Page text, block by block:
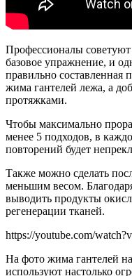
Профессионалы
базовое упражнение, и
правильно составленная
жима гантелей лежа, а
протяжками.
Чтобы максимально
менее 5 подходов, в
повторений будет
Также можно сделать
меньшим весом.
выводить продукты
регенерации тканей.
https://youtube.com/
На фото жима гантелей
используют настолько